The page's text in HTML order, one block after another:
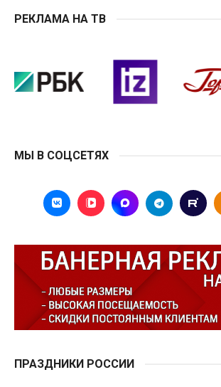
РЕКЛАМА НА ТВ
МЫ В СОЦСЕТЯХ
ПРАЗДНИКИ РОССИИ